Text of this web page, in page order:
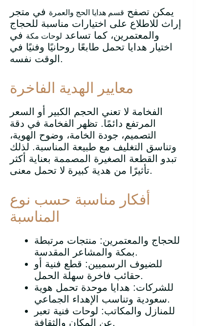
يمكن تصفح قسم هدايا الحج والعمرة في متجر
إراث للاطلاع على اختيارات مناسبة للحجاج
والمعتمرين، كما تساعد لوحات مكة في
اختيار هدايا تحمل طابعًا روحانيًا وفنيًا في
الوقت نفسه.
معايير الهدية الفاخرة
الفخامة لا تعني الحجم الكبير أو السعر
المرتفع دائمًا. تظهر الفخامة في دقة
التصميم، جودة الخامة، وضوح الهوية،
وتناسق التغليف مع طبيعة المناسبة. لذلك
تبدو القطعة الصغيرة المصممة بعناية أكثر
تأثيرًا من هدية كبيرة لا تحمل معنى.
أفكار مناسبة حسب نوع
المناسبة
للحجاج والمعتمرين: منتجات مرتبطة
بمكة والمشاعر المقدسة.
للضيوف الرسميين: قطع فنية أو
حقائب فاخرة سهلة الحمل.
للشركات: هدايا موحدة تحمل هوية
سعودية وتناسب الإهداء الجماعي.
للمنازل والمكاتب: لوحات فنية تعبر
عن المكان والثقافة.